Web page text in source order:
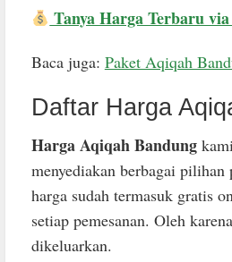
Tanya Harga Terbaru
Baca juga: Paket Aqiqah
Daftar Harga
Harga Aqiqah Bandung
menyediakan berbagai
harga sudah termasuk gratis
setiap pemesanan. Oleh
dikeluarkan.